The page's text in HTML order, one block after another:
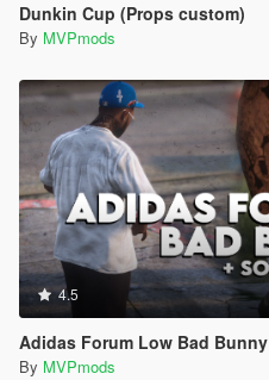
Dunkin Cup (Props custom)
By MVPmods
4.5
Adidas Forum Low Bad Bunny
By MVPmods